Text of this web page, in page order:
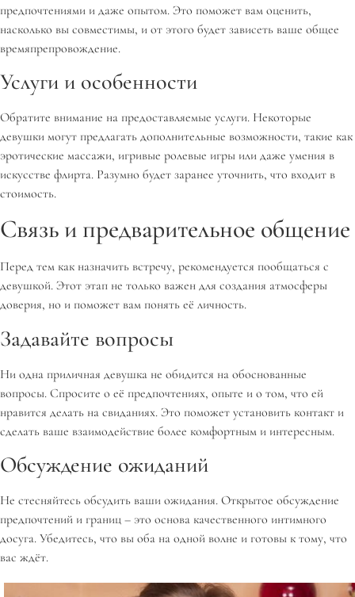
предпочтениями и даже опытом. Это поможет вам оценить,
насколько вы совместимы, и от этого будет зависеть ваше общее
времяпрепровождение.
Услуги и особенности
Обратите внимание на предоставляемые услуги. Некоторые
девушки могут предлагать дополнительные возможности, такие как
эротические массажи, игривые ролевые игры или даже умения в
искусстве флирта. Разумно будет заранее уточнить, что входит в
стоимость.
Связь и предварительное общение
Перед тем как назначить встречу, рекомендуется пообщаться с
девушкой. Этот этап не только важен для создания атмосферы
доверия, но и поможет вам понять её личность.
Задавайте вопросы
Ни одна приличная девушка не обидится на обоснованные
вопросы. Спросите о её предпочтениях, опыте и о том, что ей
нравится делать на свиданиях. Это поможет установить контакт и
сделать ваше взаимодействие более комфортным и интересным.
Обсуждение ожиданий
Не стесняйтесь обсудить ваши ожидания. Открытое обсуждение
предпочтений и границ – это основа качественного интимного
досуга. Убедитесь, что вы оба на одной волне и готовы к тому, что
вас ждёт.